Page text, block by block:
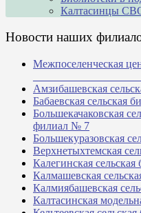
Калтасинцы
Новости наших
Межпоселенческая
Амзибашевская
Бабаевская сельская
Большекачаковская
филиал № 7
Большекуразовская
Верхнетыхтемская
Калегинская
Калмашевская
Калмиябашевская
Калтасинская